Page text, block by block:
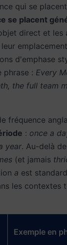
qui se
se placent
direct et les
d'emphase
phrase : Every
the full team
fréquence
: once a
year. Au-delà
(et jamais
a est
les contextes
Exemple en